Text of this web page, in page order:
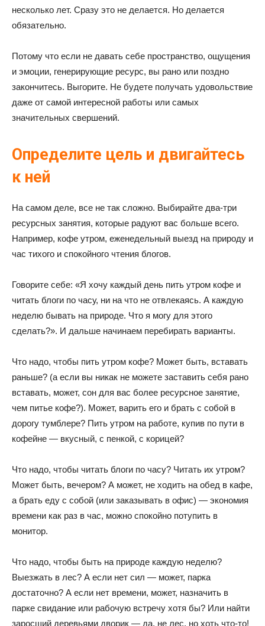
несколько лет. Сразу это не делается. Но делается
обязательно.
Потому что если не давать себе пространство, ощущения
и эмоции, генерирующие ресурс, вы рано или поздно
закончитесь. Выгорите. Не будете получать удовольствие
даже от самой интересной работы или самых
значительных свершений.
Определите цель и двигайтесь
к ней
На самом деле, все не так сложно. Выбирайте два-три
ресурсных занятия, которые радуют вас больше всего.
Например, кофе утром, еженедельный выезд на природу и
час тихого и спокойного чтения блогов.
Говорите себе: «Я хочу каждый день пить утром кофе и
читать блоги по часу, ни на что не отвлекаясь. А каждую
неделю бывать на природе. Что я могу для этого
сделать?». И дальше начинаем перебирать варианты.
Что надо, чтобы пить утром кофе? Может быть, вставать
раньше? (а если вы никак не можете заставить себя рано
вставать, может, сон для вас более ресурсное занятие,
чем питье кофе?). Может, варить его и брать с собой в
дорогу тумблере? Пить утром на работе, купив по пути в
кофейне — вкусный, с пенкой, с корицей?
Что надо, чтобы читать блоги по часу? Читать их утром?
Может быть, вечером? А может, не ходить на обед в кафе,
а брать еду с собой (или заказывать в офис) — экономия
времени как раз в час, можно спокойно потупить в
монитор.
Что надо, чтобы быть на природе каждую неделю?
Выезжать в лес? А если нет сил — может, парка
достаточно? А если нет времени, может, назначить в
парке свидание или рабочую встречу хотя бы? Или найти
заросший деревьями дворик — да, не лес, но хоть что-то!